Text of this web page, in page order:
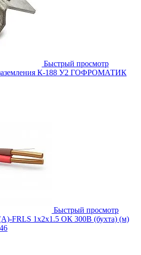
Быстрый просмотр
К-188 У2 ГОФРОМАТИК
Быстрый просмотр
FRLS 1х2х1.5 ОК 300В (бухта) (м)